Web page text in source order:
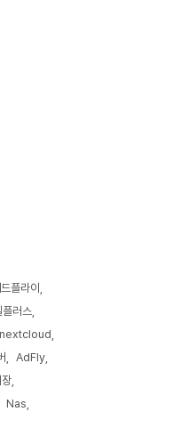
플라이
플러스
nextcloud
AdFly
Nas